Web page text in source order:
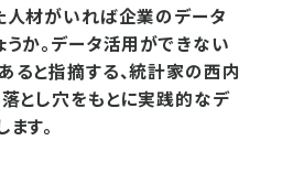
人材がいれば企業のデータ
か。データ活用ができない
ると指摘する、統計家の西内
とし穴をもとに実践的なデ
す。